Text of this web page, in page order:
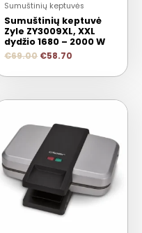
Sumuštinių keptuvės
Sumuštinių keptuvė
Zyle ZY3009XL, XXL
dydžio 1680 – 2000 W
€69.00 €58.70